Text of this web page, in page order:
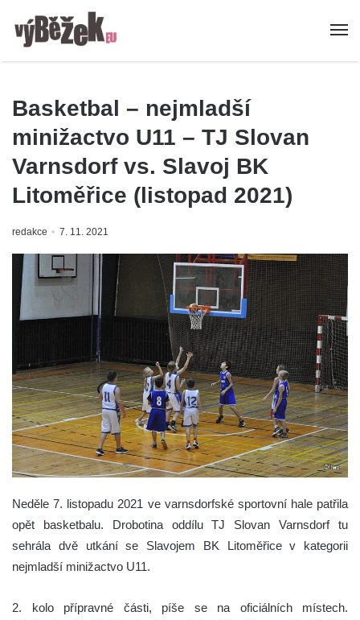
Basketbal – nejmladší
minižactvo U11 – TJ Slovan
Varnsdorf vs. Slavoj BK
Litoměřice (listopad 2021)
redakce 7. 11. 2021
Neděle 7. listopadu 2021 ve varnsdorfské sportovní hale patřila
opět basketbalu. Drobotina oddílu TJ Slovan Varnsdorf tu
sehrála dvě utkání se Slavojem BK Litoměřice v kategorii
nejmladší minižactvo U11.
2. kolo přípravné části, píše se na oficiálních místech.